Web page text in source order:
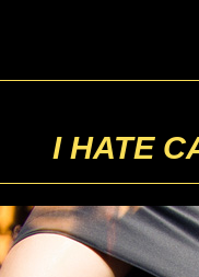
I HATE